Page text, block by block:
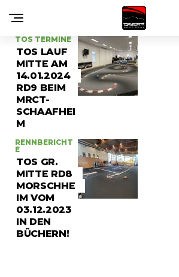
TOS TERMINE
TOS LAUF
MITTE AM
14.01.2024
RD9 BEIM
MRCT-
SCHAAFHEI
M
RENNBERICHT
E
TOS GR.
MITTE RD8
MORSCHHE
IM VOM
03.12.2023
IN DEN
BÜCHERN!